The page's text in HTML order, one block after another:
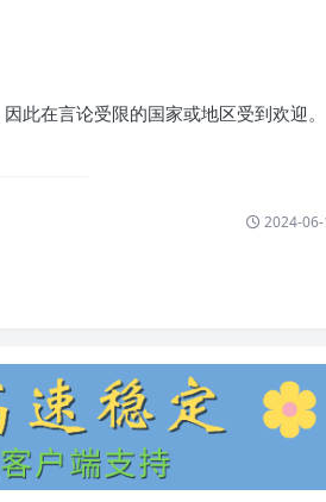
此在言论受限的国家或地区受到欢迎。
2024-06-